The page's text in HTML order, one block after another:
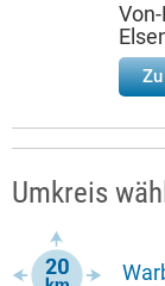
Umkreis